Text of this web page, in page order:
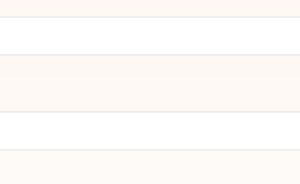
brochures